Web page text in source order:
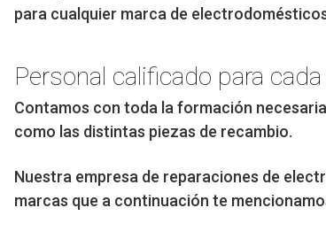
para cualquier marca de
Personal calificado para
Contamos con toda la formación
como las distintas piezas de recambio.
Nuestra empresa de reparaciones de
marcas que a continuación te